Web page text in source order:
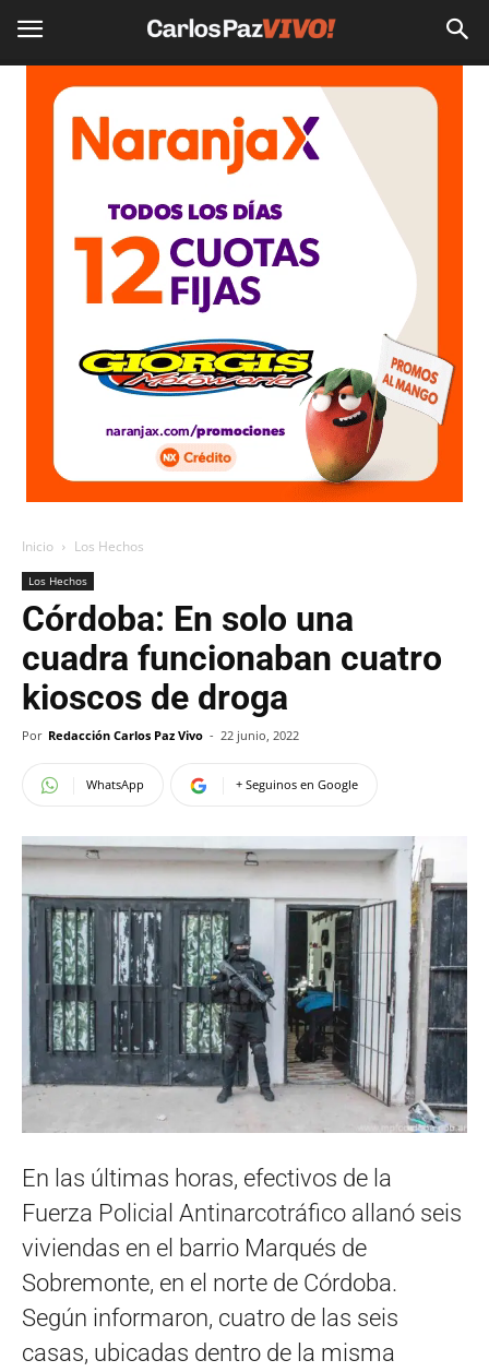
Inicio Los Hechos
Los Hechos
Córdoba: En solo una
cuadra funcionaban cuatro
kioscos de droga
Por Redacción Carlos Paz Vivo - 22 junio, 2022
WhatsApp + Seguinos en Google
En las últimas horas, efectivos de la
Fuerza Policial Antinarcotráfico allanó seis
viviendas en el barrio Marqués de
Sobremonte, en el norte de Córdoba.
Según informaron, cuatro de las seis
casas, ubicadas dentro de la misma